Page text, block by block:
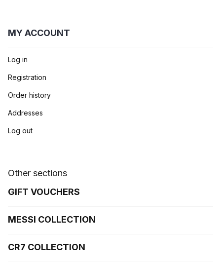
MY ACCOUNT
Log in
Registration
Order history
Addresses
Log out
Other sections
GIFT VOUCHERS
MESSI COLLECTION
CR7 COLLECTION